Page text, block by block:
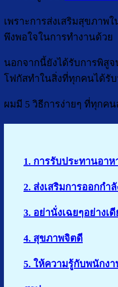
เพราะการส่งเสริมสุขภาพ
พึงพอใจในการทำงานด้วย
นอกจากนี้ยังได้รับการพิสู
โฟกัสทำในสิ่งที่ทุกคนได้รับ
ผมมี 5 วิธีการง่ายๆ ที่ทุกค
1. การรับประทานอา
2. ส่งเสริมการออกกำ
3. อย่านั่งเฉยๆอย่างเดี
4. สุขภาพจิตดี
5. ให้ความรู้กับพนักงา